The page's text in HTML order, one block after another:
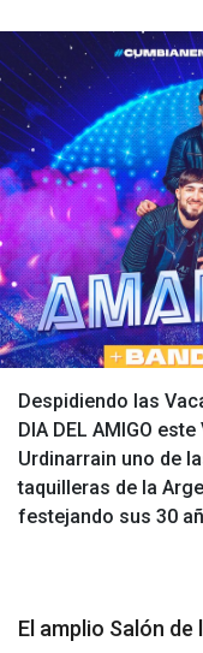
Despidiendo las
DIA DEL AMIGO
Urdinarrain uno de
taquilleras de la
festejando sus 30
El amplio Salón de